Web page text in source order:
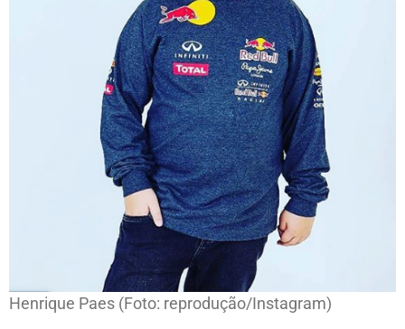
Henrique Paes (Foto: reprodução/Instagram)